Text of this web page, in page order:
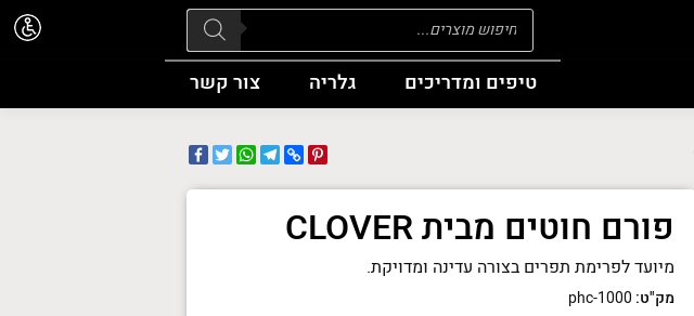
Products
search
טיפים ומדריכים גלריה צור קשר
FacebookTwitter
WhatsApp
TelegramCopy
Link
Pinterest
פורם חוטים מבית CLOVER
מיועד לפרימת תפרים בצורה עדינה ומדויקת.
מק"ט: